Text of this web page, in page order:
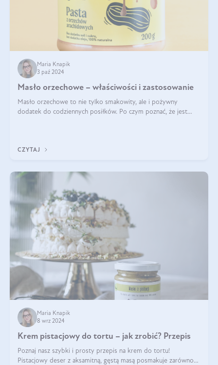
Maria Knapik
3 paź 2024
Masło orzechowe – właściwości i zastosowanie
Masło orzechowe to nie tylko smakowity, ale i pożywny
dodatek do codziennych posiłków. Po czym poznać, że jest
CZYTAJ
Maria Knapik
8 wrz 2024
Krem pistacjowy do tortu – jak zrobić? Przepis
Poznaj nasz szybki i prosty przepis na krem do tortu!
Pistacjowy deser z aksamitną, gęstą masą posmakuje zarówno